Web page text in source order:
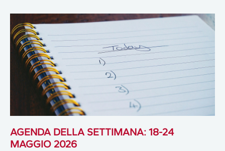
AGENDA DELLA SETTIMANA: 18-24
MAGGIO 2026